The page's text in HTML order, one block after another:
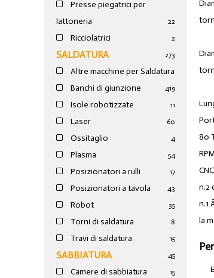
Presse piegatrici per
lattoneria
22
Ricciolatrici 2
SALDATURA 273
Altre macchine per Saldatura
19
Banchi di giunzione 4
Isole robotizzate 11
Laser 60
Ossitaglio 4
Plasma 54
Posizionatori a rulli 17
Posizionatori a tavola 43
Robot 35
Torni di saldatura 8
Travi di saldatura 15
SABBIATURA 45
Camere di sabbiatura 15
80
n.2
n.1
la